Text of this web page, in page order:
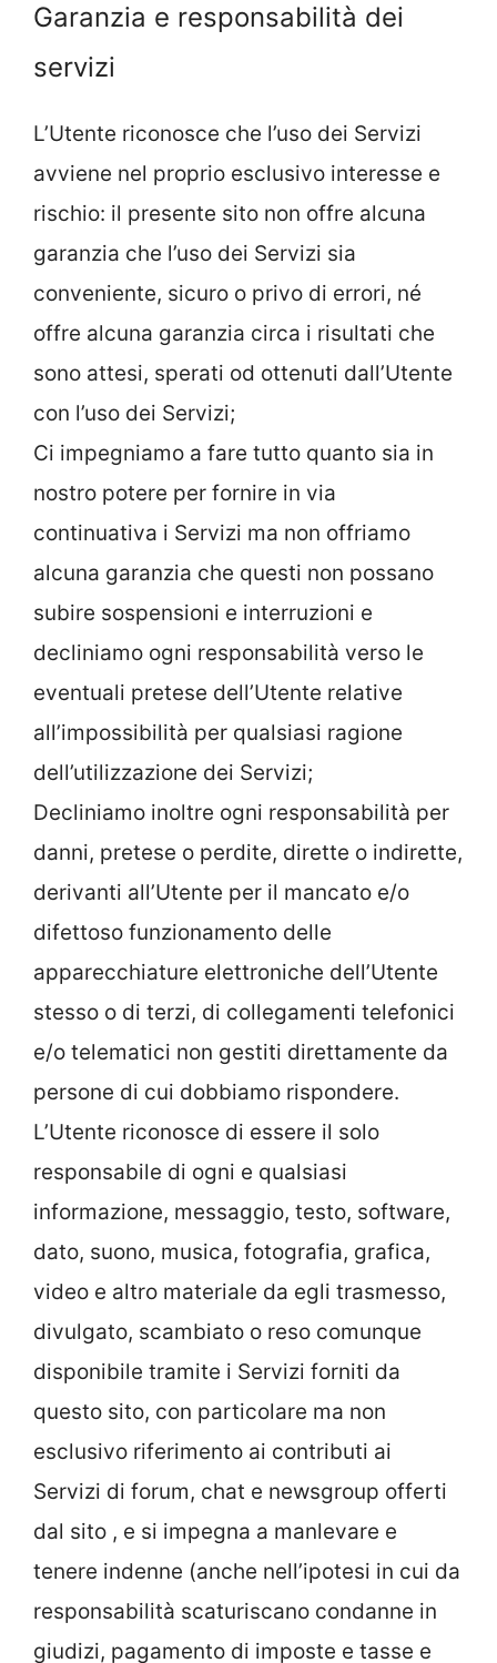
Garanzia e responsabilità dei
servizi
L’Utente riconosce che l’uso dei Servizi
avviene nel proprio esclusivo interesse e
rischio: il presente sito non offre alcuna
garanzia che l’uso dei Servizi sia
conveniente, sicuro o privo di errori, né
offre alcuna garanzia circa i risultati che
sono attesi, sperati od ottenuti dall’Utente
con l’uso dei Servizi;
Ci impegniamo a fare tutto quanto sia in
nostro potere per fornire in via
continuativa i Servizi ma non offriamo
alcuna garanzia che questi non possano
subire sospensioni e interruzioni e
decliniamo ogni responsabilità verso le
eventuali pretese dell’Utente relative
all’impossibilità per qualsiasi ragione
dell’utilizzazione dei Servizi;
Decliniamo inoltre ogni responsabilità per
danni, pretese o perdite, dirette o indirette,
derivanti all’Utente per il mancato e/o
difettoso funzionamento delle
apparecchiature elettroniche dell’Utente
stesso o di terzi, di collegamenti telefonici
e/o telematici non gestiti direttamente da
persone di cui dobbiamo rispondere.
L’Utente riconosce di essere il solo
responsabile di ogni e qualsiasi
informazione, messaggio, testo, software,
dato, suono, musica, fotografia, grafica,
video e altro materiale da egli trasmesso,
divulgato, scambiato o reso comunque
disponibile tramite i Servizi forniti da
questo sito, con particolare ma non
esclusivo riferimento ai contributi ai
Servizi di forum, chat e newsgroup offerti
dal sito , e si impegna a manlevare e
tenere indenne (anche nell’ipotesi in cui da
responsabilità scaturiscano condanne in
giudizi, pagamento di imposte e tasse e